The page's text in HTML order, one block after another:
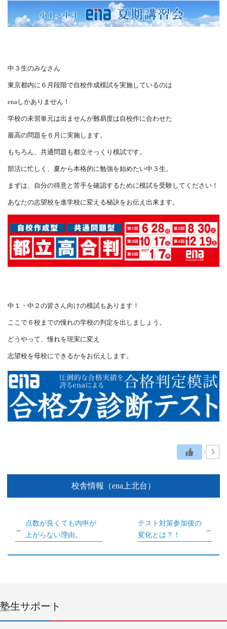
中３生のみなさん
東京都内に６月段階で自校作成模試を実施しているのは
enaしかありません！
学校の未習単元は出ませんが難易度は自校作に合わせた
最高の問題を６月に実施します。
もちろん、共通問題も都立そっくり模試です。
部活に忙しく、夏から本格的に勉強を始めたい中３生。
まずは、自分の得意と苦手を確認するために模試を受験してください！
あなたの志望校を進学校に変える秘訣をお伝え出来ます。
中１・中２の皆さん向けの模試もあります！
ここで６校までの憧れの学校の判定を出しましょう。
どうやって、憧れを現実に変え
志望校を母校にできるかをお伝えします。
5
校舎情報（ena上北台）
点数が良くても内申が
上がらない理由。
テスト対策参加後の
変化とは？！
塾生サポート